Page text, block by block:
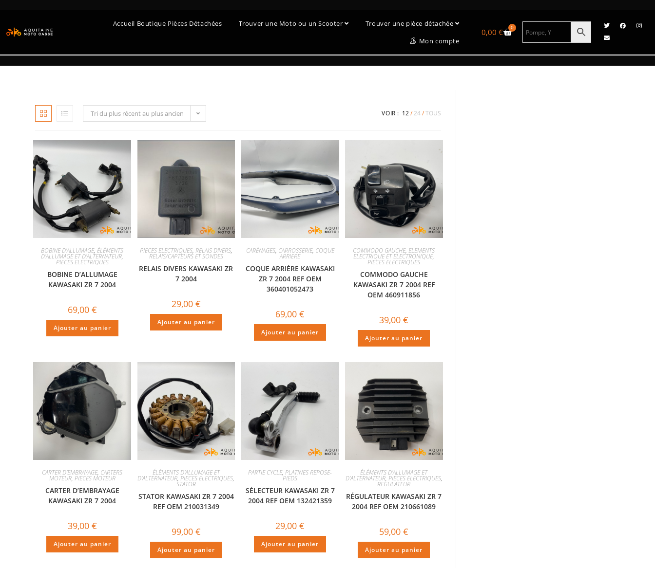
Accueil Boutique Pièces Détachées Trouver une Moto ou un Scooter
Trouver une pièce détachée
Mon compte
0,00 € 0
Tri du plus récent au plus ancien VOIR : 12 24 TOUS
BOBINE D'ALLUMAGE,ÉLÉMENTS
D'ALLUMAGE ET D'ALTERNATEUR,
PIECES ELECTRIQUES
BOBINE D’ALLUMAGE
KAWASAKI ZR 7 2004
69,00 €
Ajouter au panier
PIECES ELECTRIQUES, RELAIS DIVERS,
RELAIS/CAPTEURS ET SONDES
RELAIS DIVERS KAWASAKI ZR
7 2004
29,00 €
Ajouter au panier
CARÉNAGES, CARROSSERIE, COQUE
ARRIERE
COQUE ARRIÈRE KAWASAKI
ZR 7 2004 REF OEM
360401052473
69,00€
Ajouter au panier
COMMODO GAUCHE,ELEMENTS
ELECTRIQUE ET ELECTRONIQUE,
PIECES ELECTRIQUES
COMMODO GAUCHE
KAWASAKI ZR 7 2004 REF
OEM 460911856
39,00€
Ajouter au panier
CARTER D'EMBRAYAGE, CARTERS
MOTEUR, PIECES MOTEUR
CARTER D’EMBRAYAGE
KAWASAKI ZR 7 2004
39,00 €
Ajouter au panier
ÉLÉMENTS D'ALLUMAGE ET
D'ALTERNATEUR,PIECES ELECTRIQUES,
STATOR
STATOR KAWASAKI ZR 7 2004
REF OEM 210031349
99,00 €
Ajouter au panier
PARTIE CYCLE,PLATINES REPOSE-
PIEDS
SÉLECTEUR KAWASAKI ZR 7
2004 REF OEM 132421359
29,00€
Ajouter au panier
ÉLÉMENTS D'ALLUMAGE ET
D'ALTERNATEUR, PIECES ELECTRIQUES,
REGULATEUR
RÉGULATEUR KAWASAKI ZR 7
2004 REF OEM 210661089
59,00€
Ajouter au panier